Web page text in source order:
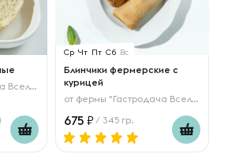
Ср Чт Пт Сб Вс
Блинчики фермерские с
курицей
от фермы "Гастродача Вселуг"
675 / 345 гр.